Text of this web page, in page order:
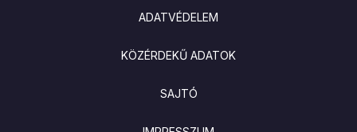
ADATVÉDELEM
KÖZÉRDEKŰ ADATOK
SAJTÓ